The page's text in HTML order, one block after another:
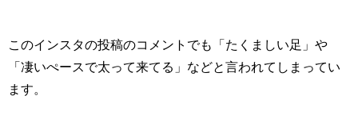
このインスタの投稿のコメントでも「たくましい足」や
「凄いぺースで太って来てる」などと言われてしまってい
ます。